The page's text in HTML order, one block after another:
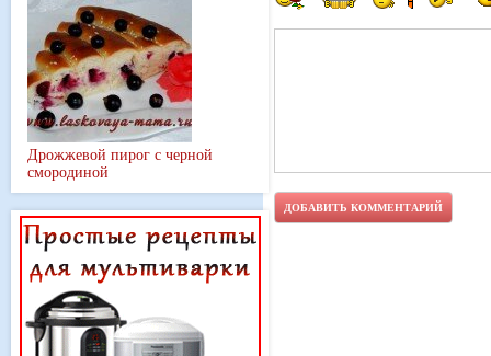
Дрожжевой пирог с черной
смородиной